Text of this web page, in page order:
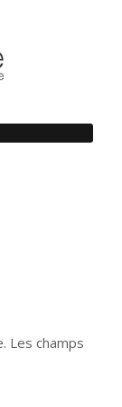
Les champs